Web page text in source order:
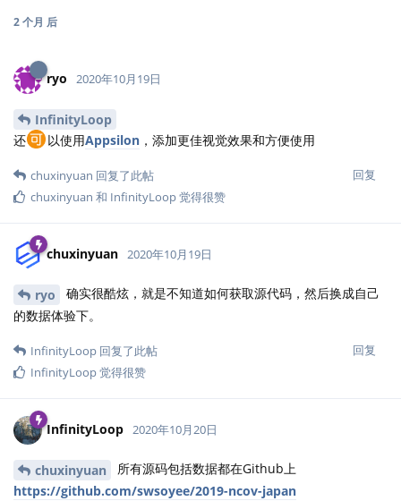
2 个月 后
ryo 2020年10月19日
InfinityLoop
还
以使用Appsilon，添加更佳视觉效果和方便使用
回复
chuxinyuan 回复了此帖
chuxinyuan 和 InfinityLoop觉得很赞
chuxinyuan 2020年10月19日
ryo
确实很酷炫，就是不知道如何获取源代码，然后换成自己
的数据体验下。
回复
InfinityLoop 回复了此帖
InfinityLoop觉得很赞
InfinityLoop 2020年10月20日
chuxinyuan
所有源码包括数据都在Github上
https://github.com/swsoyee/2019-ncov-japan